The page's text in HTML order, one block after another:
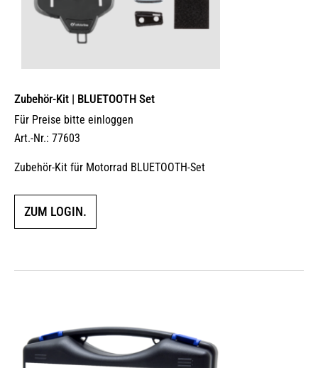
Zubehör-Kit | BLUETOOTH Set
Für Preise bitte einloggen
Art.-Nr.: 77603
Zubehör-Kit für Motorrad BLUETOOTH-Set
ZUM LOGIN.